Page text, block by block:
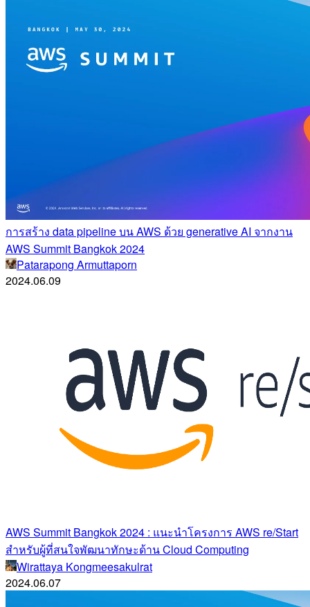
การสร้าง data pipeline บน AWS ด้วย generative AI จากงาน
AWS Summit Bangkok 2024
Patarapong Armuttaporn
2024.06.09
AWS Summit Bangkok 2024 : แนะนำโครงการ AWS re/Start
สำหรับผู้ที่สนใจพัฒนาทักษะด้าน Cloud Computing
Wirattaya Kongmeesakulrat
2024.06.07